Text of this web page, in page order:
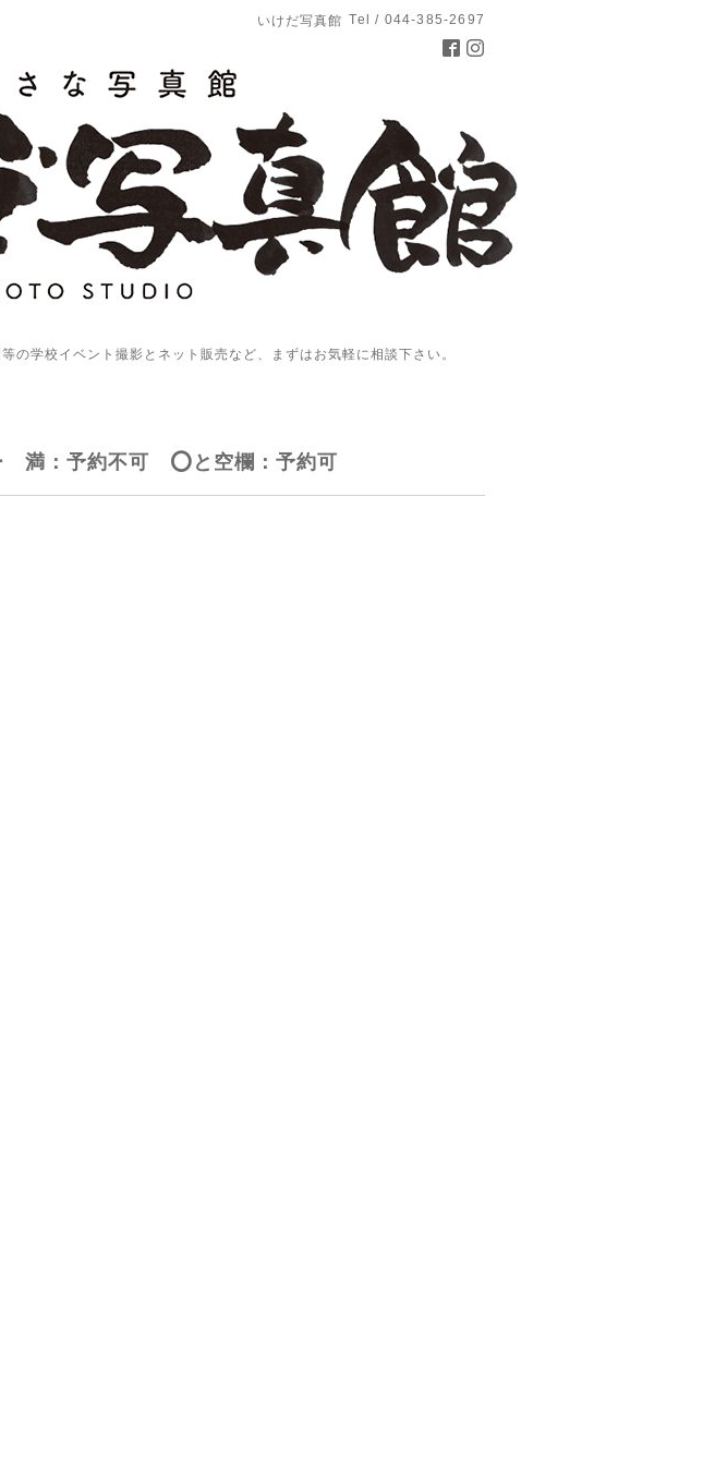
いけだ写真館 Tel / 044-385-2697
学校イベント撮影とネット販売など、まずはお気軽に相談下さい。
満：予約不可 ⭕️と空欄：予約可